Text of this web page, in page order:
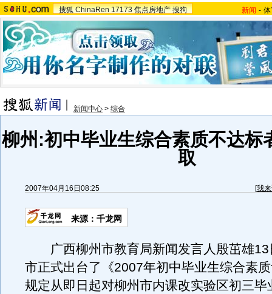
搜狐 ChinaRen 17173 焦点房地产 搜狗 新闻 -
新闻中心 > 综合
柳州:初中毕业生综合素质不达标
取
2007年04月16日08:25 [我
来源：千龙网
广西柳州市教育局新闻发言人殷茁雄13
市正式出台了《2007年初中毕业生综合素
规定从即日起对柳州市内课改实验区初三毕